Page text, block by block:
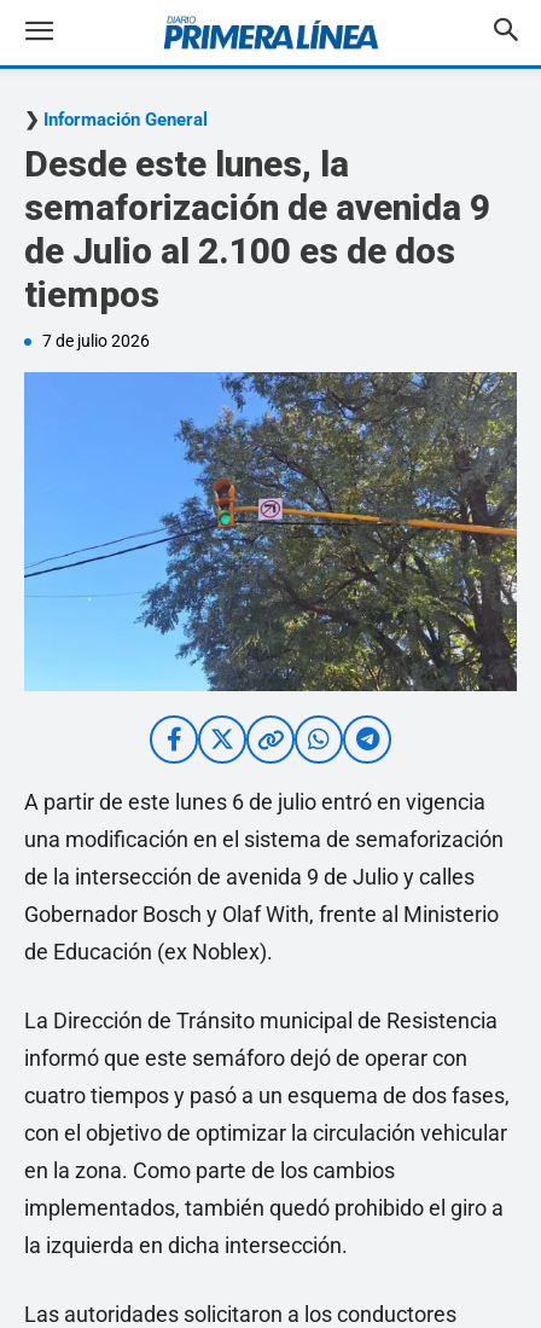
Información General
Desde este lunes, la
semaforización de avenida 9
de Julio al 2.100 es de dos
tiempos
7 de julio 2026
A partir de este lunes 6 de julio entró en vigencia
una modificación en el sistema de semaforización
de la intersección de avenida 9 de Julio y calles
Gobernador Bosch y Olaf With, frente al Ministerio
de Educación (ex Noblex).
La Dirección de Tránsito municipal de Resistencia
informó que este semáforo dejó de operar con
cuatro tiempos y pasó a un esquema de dos fases,
con el objetivo de optimizar la circulación vehicular
en la zona. Como parte de los cambios
implementados, también quedó prohibido el giro a
la izquierda en dicha intersección.
Las autoridades solicitaron a los conductores